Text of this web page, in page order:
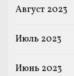
Август 2023
Июль 2023
Июнь 2023